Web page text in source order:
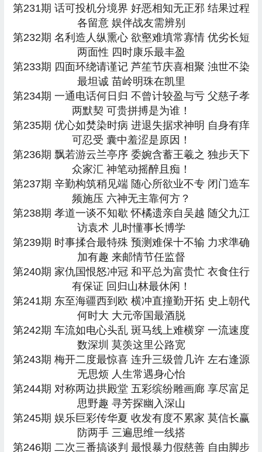
第231期 话可投机分境界 好恶相知无正邪 结果过程
各留意 娱伴战友需辨别
第232期 名利造人纵熏心 欲壑难填常寡情 优劣长短
两面性 四时康乐最丰盈
第233期 四面环绕请谨记 芦笙节庆喜相聚 浊世不染
最坦诚 苗岭明珠在凯里
第234期 一通电话何日归 不曾计较盈与亏 父慈子孝
两默契 可贵拼搏是为谁！
第235期 优心如焚染时病 进退失据求神明 自身有痒
可忍受 囊中羞涩是原因！
第236期 飘若游云兰亭序 委婉含蓄王羲之 独步天下
众家汇 神笔动摇醉且痴！
第237期 辛勤构筑稍见端 随心所欲业不专 闭门造车
频施压 六神无主靠何方？
第238期 孝道一谈不知歇 怀橘遗亲自吴越 随父九江
访袁术 儿时懂事长博学
第239期 时事揉合最特殊 预测难保十不输 力求準确
加有趣 来邮情节任监督
第240期 家仇国恨怒冲冠 和平总为富贵忙 衣食住行
有保证 回归山林最休闲！
第241期 东至海疆西到欧 横冲直撞勤开拓 史上朝代
何时大 大元帝国最酒脱
第242期 车流如电心头乱 斑马线上难横穿 一流速度
数深圳 莫羡这里公路宽
第243期 梅开二度最惊喜 连升三级曾几许 左右逢源
无思烦 人生常遇身心怡
第244期 对称两边拱殿堂 五彩缤纷雕画廊 享尽富足
思野趣 寻芳探幽入深山
第245期 娱乐巨彩传华夏 收发有度不累家 莫信长赢
防两手 三遍思维一线搭
第246期 二次三番搞谈判 最恨暴力假慈善 自由脚步